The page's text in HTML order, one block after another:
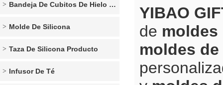
Bandeja De Cubitos De Hielo De Silicona
Molde De Silicona
Taza De Silicona Producto
Infusor De Té
YIBAO
de moldes
moldes